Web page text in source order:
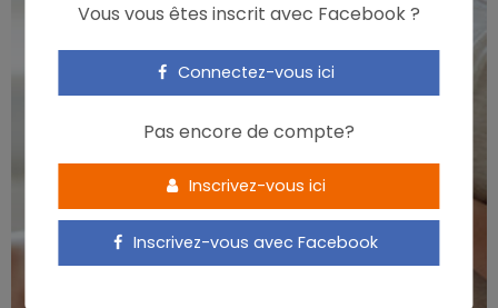
Vous vous êtes inscrit avec Facebook ?
Connectez-vous ici
Pas encore de compte?
Inscrivez-vous ici
Inscrivez-vous avec Facebook